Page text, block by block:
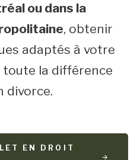
ou dans la
, obtenir
adaptés à votre
la différence
divorce.
EN DROIT